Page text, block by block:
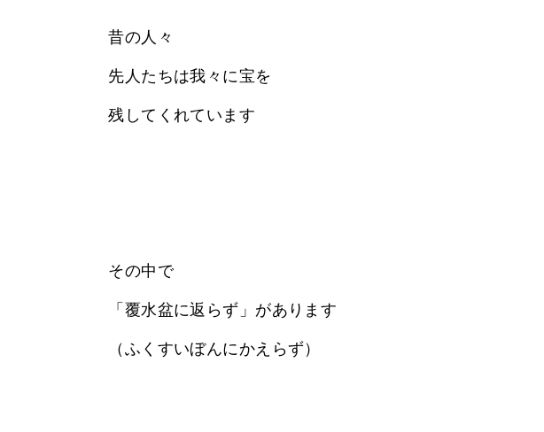
昔の人々
先人たちは我々に宝を
残してくれています
その中で
「覆水盆に返らず」があります
（ふくすいぼんにかえらず）